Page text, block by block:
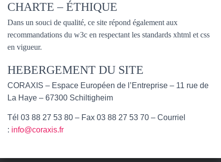
CHARTE – ÉTHIQUE
Dans un souci de qualité, ce site répond également aux
recommandations du w3c en respectant les standards xhtml et css
en vigueur.
HEBERGEMENT DU SITE
CORAXIS – Espace Européen de l’Entreprise – 11 rue de
La Haye – 67300 Schiltigheim
Tél 03 88 27 53 80 – Fax 03 88 27 53 70 – Courriel
: info@coraxis.fr